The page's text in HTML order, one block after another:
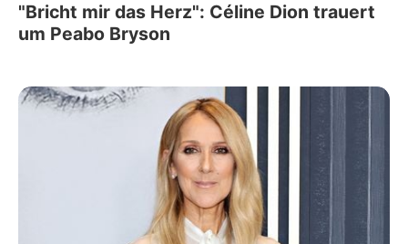
"Bricht mir das Herz": Céline Dion trauert
um Peabo Bryson